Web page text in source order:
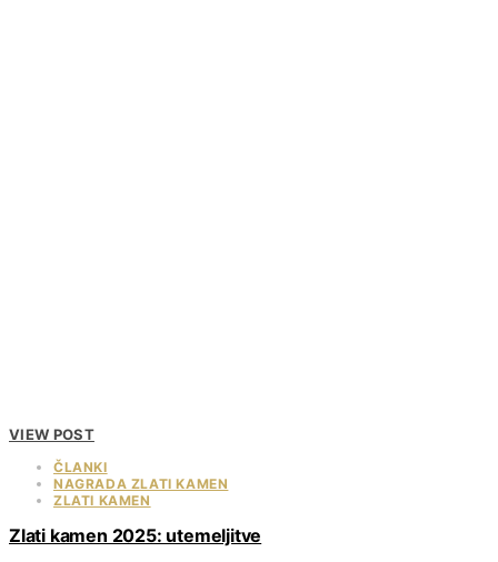
VIEW POST
ČLANKI
NAGRADA ZLATI KAMEN
ZLATI KAMEN
Zlati kamen 2025: utemeljitve